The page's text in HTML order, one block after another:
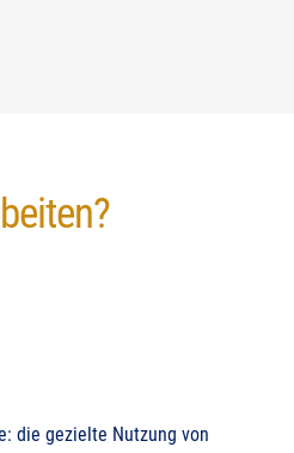
die gezielte Nutzung von